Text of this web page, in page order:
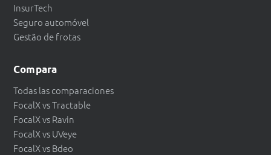
InsurTech
Seguro automóvel
Gestão de frotas
Compara
Todas las comparaciones
FocalX vs Tractable
FocalX vs Ravin
FocalX vs UVeye
FocalX vs Bdeo